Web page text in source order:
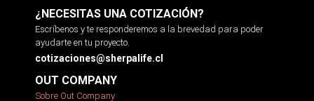
¿NECESITAS UNA COTIZACIÓN?
Escríbenos y te responderemos a la brevedad para poder
ayudarte en tu proyecto.
cotizaciones@sherpalife.cl
OUT COMPANY
Sobre Out Company